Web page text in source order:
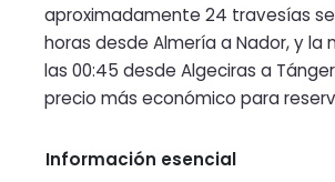
aproximadamente 24 travesías
horas desde Almería a Nador, y la
las 00:45 desde Algeciras a
precio más económico para
Información esencial